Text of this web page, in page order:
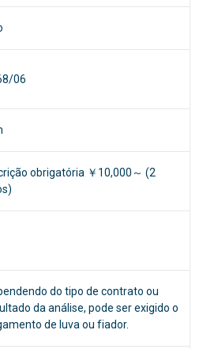
06
obrigatória ￥10,000～ (2
do tipo de contrato ou
da análise, pode ser exigido o
de luva ou fiador.